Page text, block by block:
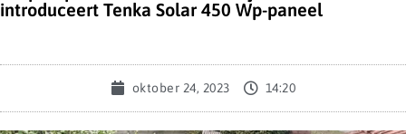
introduceert Tenka Solar 450 Wp-paneel
oktober 24, 2023 14:20